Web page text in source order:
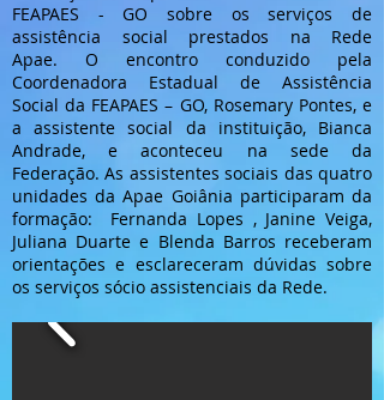
FEAPAES - GO sobre os serviços de
assistência social prestados na Rede
Apae. O encontro conduzido pela
Coordenadora Estadual de Assistência
Social da FEAPAES – GO, Rosemary Pontes, e
a assistente social da instituição, Bianca
Andrade, e aconteceu na sede da
Federação. As assistentes sociais das quatro
unidades da Apae Goiânia participaram da
formação: Fernanda Lopes , Janine Veiga,
Juliana Duarte e Blenda Barros receberam
orientações e esclareceram dúvidas sobre
os serviços sócio assistenciais da Rede.